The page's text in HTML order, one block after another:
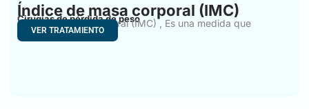
Índice de masa corporal (IMC)
Cirugías de pérdida de peso
Índice de Masa Corporal (IMC) , Es una medida que
VER TRATAMIENTO